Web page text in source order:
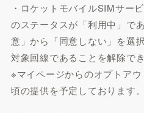
・ロケットモバイルSIMサー
のステータスが「利用中」で
意」から「同意しない」を選
対象回線であることを解除でき
※マイページからのオプトア
頃の提供を予定しております。